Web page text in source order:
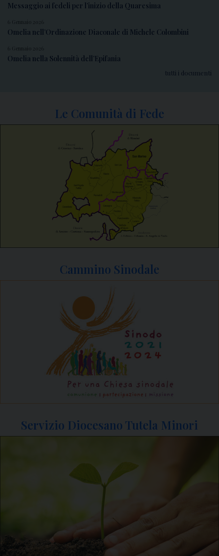
Messaggio ai fedeli per l’inizio della Quaresima
6 Gennaio 2026
Omelia nell’Ordinazione Diaconale di Michele Colombini
6 Gennaio 2026
Omelia nella Solennità dell’Epifania
tutti i documenti
Le Comunità di Fede
Cammino Sinodale
Servizio Diocesano Tutela Minori